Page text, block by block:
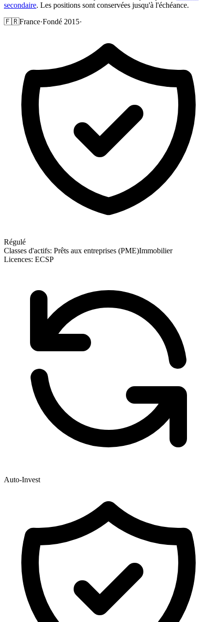
secondaire. Les positions sont conservées jusqu'à l'échéance.
🇫🇷France·Fondé 2015·
Régulé
Classes d'actifs: Prêts aux entreprises (PME)Immobilier
Licences: ECSP
Auto-Invest